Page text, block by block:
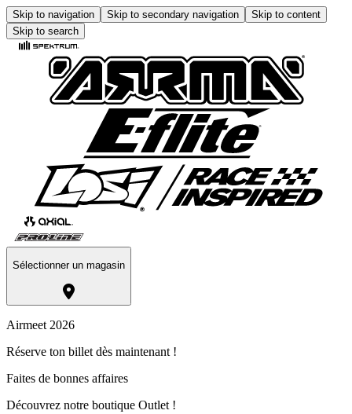
Skip to navigation Skip to secondary navigation
Skip to content
Skip to search
Sélectionner un magasin
Airmeet 2026
Réserve ton billet dès maintenant !
Faites de bonnes affaires
Découvrez notre boutique Outlet !